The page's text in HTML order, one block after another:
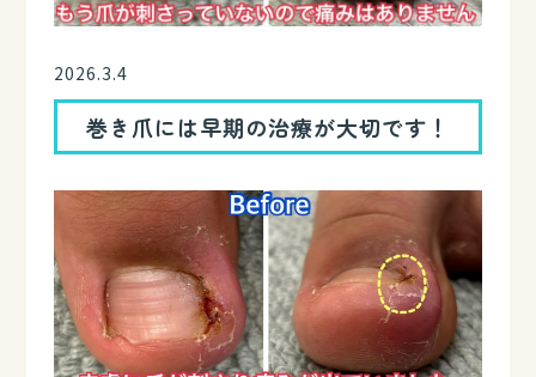
2026.3.4
巻き爪には早期の治療が大切です！